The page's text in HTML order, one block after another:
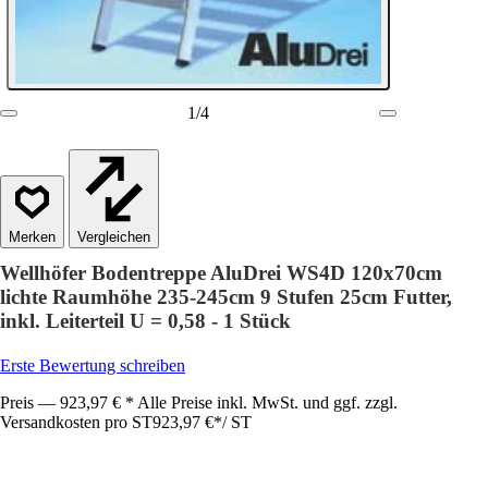
1/4
Vergleichen
Wellhöfer Bodentreppe AluDrei WS4D 120x70cm
lichte Raumhöhe 235-245cm 9 Stufen 25cm Futter,
inkl. Leiterteil U = 0,58 - 1 Stück
Erste Bewertung schreiben
Preis — 923,97 € * Alle Preise inkl. MwSt. und ggf. zzgl.
Versandkosten pro ST923,97 €*/ ST